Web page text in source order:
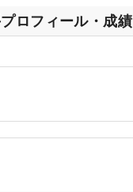
ロフィール・成績